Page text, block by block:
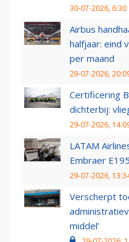
30-07-2026, 6:30
Airbus
halfjaar: eind
per maand
29-07-2026,
Certificering
dichterbij:
29-07-2026,
LATAM
Embraer
29-07-2026,
Verscherpt
middel’